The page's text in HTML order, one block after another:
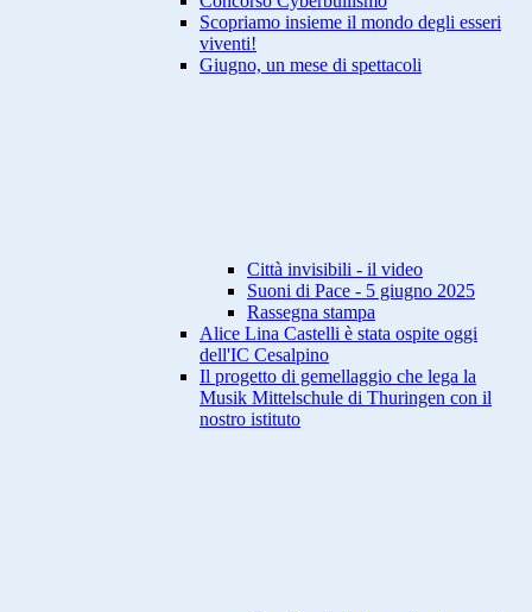
Scopriamo insieme il mondo degli esseri
viventi!
Giugno, un mese di spettacoli
Città invisibili - il video
Suoni di Pace - 5 giugno 2025
Rassegna stampa
Alice Lina Castelli è stata ospite oggi
dell'IC Cesalpino
Il progetto di gemellaggio che lega la
Musik Mittelschule di Thuringen con il
nostro istituto